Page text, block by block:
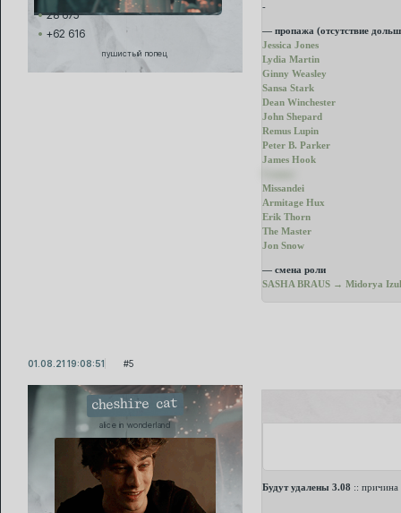
28 675
+62 616
пушистый попец
-
— пропажа (отсутствие
Jessica Jones
Lydia Martin
Ginny Weasley
Sansa Stark
Dean Winchester
John Shepard
Remus Lupin
Peter B. Parker
James Hook
Missandei
Armitage Hux
Erik Thorn
The Master
Jon Snow
— смена роли
SASHA BRAUS → Midorya
5
01.08.21 19:08:51
cheshire cat
alice in wonderland
Будут удалены 3.08 ::